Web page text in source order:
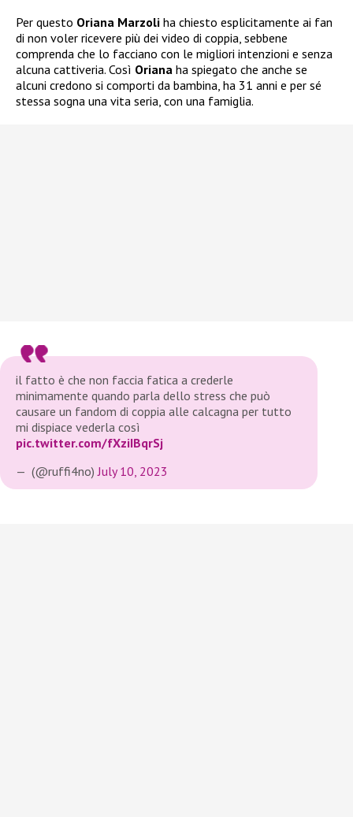
Per questo Oriana Marzoli ha chiesto esplicitamente ai fan
di non voler ricevere più dei video di coppia, sebbene
comprenda che lo facciano con le migliori intenzioni e senza
alcuna cattiveria. Così Oriana ha spiegato che anche se
alcuni credono si comporti da bambina, ha 31 anni e per sé
stessa sogna una vita seria, con una famiglia.
il fatto è che non faccia fatica a crederle
minimamente quando parla dello stress che può
causare un fandom di coppia alle calcagna per tutto
mi dispiace vederla così
pic.twitter.com/fXziIBqrSj
— ️ (@ruffi4no)July 10, 2023